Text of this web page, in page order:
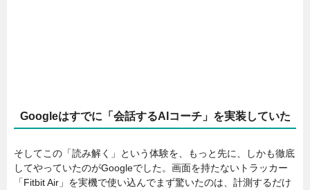
Googleはすでに「会話するAIコーチ」を実装していた
そしてこの「読み解く」という体験を、もっと先に、しかも徹底
してやっていたのがGoogleでした。画面を持たないトラッカー
「Fitbit Air」を実機で使い込んでまず驚いたのは、計測するだけ